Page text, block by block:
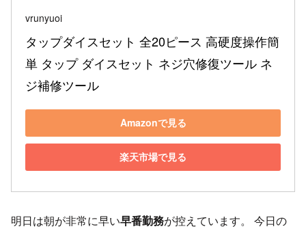
vrunyuoi
タップダイスセット 全20ピース 高硬度操作簡
単 タップ ダイスセット ネジ穴修復ツール ネ
ジ補修ツール
Amazonで見る
楽天市場で見る
明日は朝が非常に早い早番勤務が控えています。 今日の